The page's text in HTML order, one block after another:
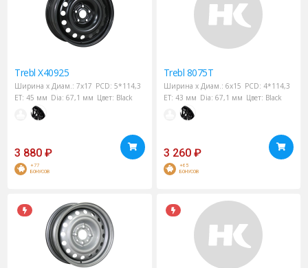
Trebl X40925
Ширина х Диам.: 7x17 PCD: 5*114,3
ET: 45 мм Dia: 67,1 мм Цвет: Black
3 880 ₽
+77
БОНУСОВ
Trebl 8075T
Ширина х Диам.: 6x15 PCD: 4*114,3
ET: 43 мм Dia: 67,1 мм Цвет: Black
3 260 ₽
+65
БОНУСОВ